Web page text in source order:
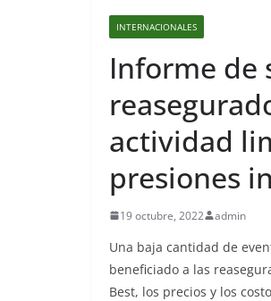
INTERNACIONALES
Informe de
actividad
presiones
19 octubre, 2022 admin
Una baja cantidad de
beneficiado a las
Best, los precios y los